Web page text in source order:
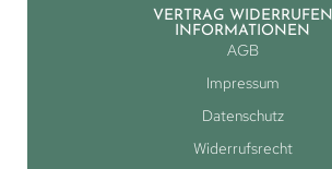
VERTRAG WIDERRUFEN
INFORMATIONEN
AGB
Impressum
Datenschutz
Widerrufsrecht